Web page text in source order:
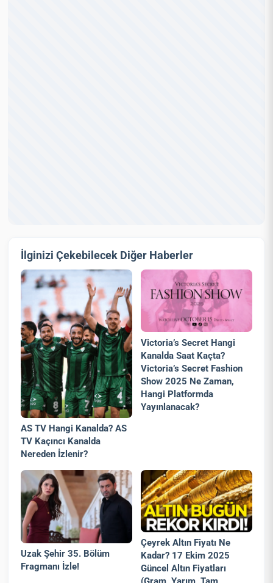
İlginizi Çekebilecek Diğer Haberler
AS TV Hangi Kanalda? AS
TV Kaçıncı Kanalda
Nereden İzlenir?
Victoria’s Secret Hangi
Kanalda Saat Kaçta?
Victoria’s Secret Fashion
Show 2025 Ne Zaman,
Hangi Platformda
Yayınlanacak?
Uzak Şehir 35. Bölüm
Fragmanı İzle!
Çeyrek Altın Fiyatı Ne
Kadar? 17 Ekim 2025
Güncel Altın Fiyatları